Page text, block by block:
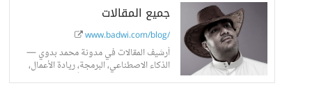
جميع المقالات
www.badwi.com/blog/
أرشيف المقالات في مدونة محمد بدوي —
الذكاء الاصطناعي، البرمجة، ريادة الأعمال،
والتحول الرقمي. 408 مقالاً.